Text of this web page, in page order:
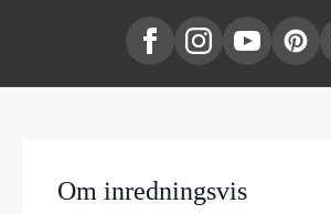
Om inredningsvis